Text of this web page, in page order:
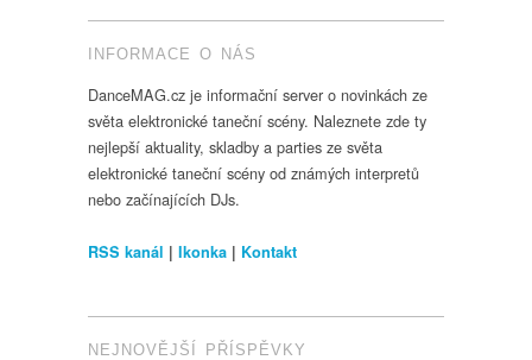
INFORMACE O NÁS
DanceMAG.cz je informační server o novinkách ze
světa elektronické taneční scény. Naleznete zde ty
nejlepší aktuality, skladby a parties ze světa
elektronické taneční scény od známých interpretů
nebo začínajících DJs.
RSS kanál | Ikonka | Kontakt
NEJNOVĚJŠÍ PŘÍSPĚVKY